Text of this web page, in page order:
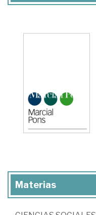
Materias